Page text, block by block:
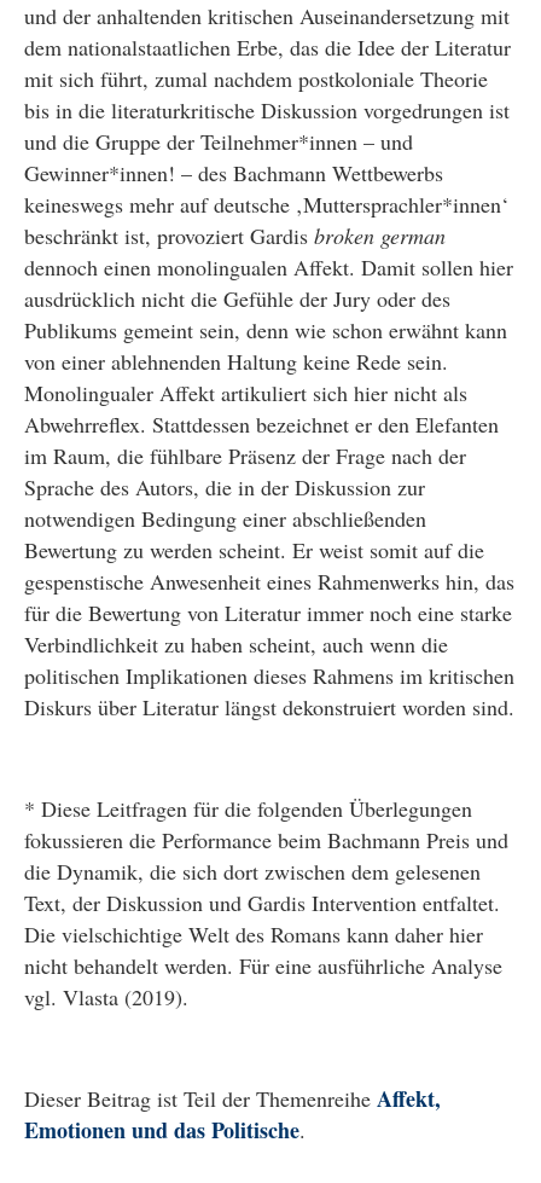
und der anhaltenden kritischen Auseinandersetzung mit
dem nationalstaatlichen Erbe, das die Idee der Literatur
mit sich führt, zumal nachdem postkoloniale Theorie
bis in die literaturkritische Diskussion vorgedrungen ist
und die Gruppe der Teilnehmer*innen – und
Gewinner*innen! – des Bachmann Wettbewerbs
keineswegs mehr auf deutsche ‚Muttersprachler*innen‘
beschränkt ist, provoziert Gardis broken german
dennoch einen monolingualen Affekt. Damit sollen hier
ausdrücklich nicht die Gefühle der Jury oder des
Publikums gemeint sein, denn wie schon erwähnt kann
von einer ablehnenden Haltung keine Rede sein.
Monolingualer Affekt artikuliert sich hier nicht als
Abwehrreflex. Stattdessen bezeichnet er den Elefanten
im Raum, die fühlbare Präsenz der Frage nach der
Sprache des Autors, die in der Diskussion zur
notwendigen Bedingung einer abschließenden
Bewertung zu werden scheint. Er weist somit auf die
gespenstische Anwesenheit eines Rahmenwerks hin, das
für die Bewertung von Literatur immer noch eine starke
Verbindlichkeit zu haben scheint, auch wenn die
politischen Implikationen dieses Rahmens im kritischen
Diskurs über Literatur längst dekonstruiert worden sind.
* Diese Leitfragen für die folgenden Überlegungen
fokussieren die Performance beim Bachmann Preis und
die Dynamik, die sich dort zwischen dem gelesenen
Text, der Diskussion und Gardis Intervention entfaltet.
Die vielschichtige Welt des Romans kann daher hier
nicht behandelt werden. Für eine ausführliche Analyse
vgl. Vlasta (2019).
Dieser Beitrag ist Teil der Themenreihe Affekt,
Emotionen und das Politische.